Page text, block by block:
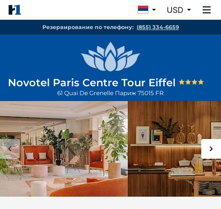
USD
Резервирование по телефону: (855) 334-6659
Novotel Paris Centre Tour Eiffel
61 Quai De Grenelle Париж 75015 FR